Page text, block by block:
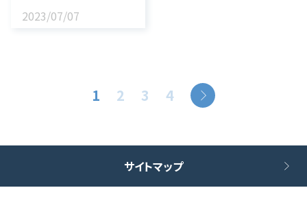
2023/07/07
1 2 3 4
サイトマップ